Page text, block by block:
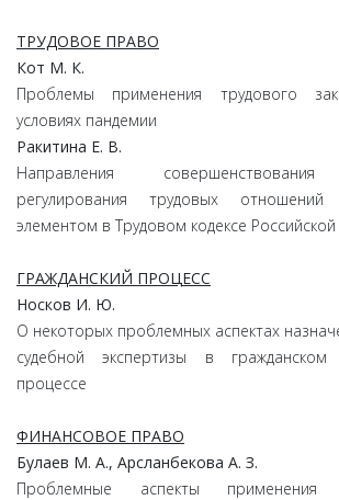
ТРУДОВОЕ ПРАВО
Кот М. К.
Проблемы применения трудового
условиях пандемии
Ракитина Е. В.
Направления совершенствования
регулирования трудовых
элементом в Трудовом кодексе
ГРАЖДАНСКИЙ ПРОЦЕСС
Носков И. Ю.
О некоторых проблемных аспектах
судебной экспертизы в
процессе
ФИНАНСОВОЕ ПРАВО
Булаев М. А., Арсланбекова А. З.
Проблемные аспекты применения